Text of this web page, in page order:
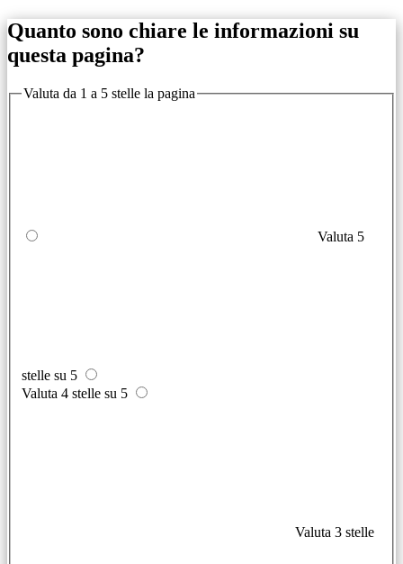
Quanto sono chiare le informazioni su
questa pagina?
Valuta da 1 a 5 stelle la pagina
Valuta 5
stelle su 5
Valuta 4 stelle su 5
Valuta 3 stelle